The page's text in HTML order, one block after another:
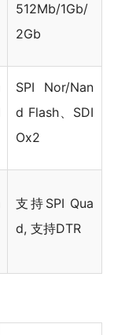
512Mb/1Gb/
2Gb
SPI Nor/Nan
d Flash、SDI
Ox2
支持SPI Qua
d, 支持DTR